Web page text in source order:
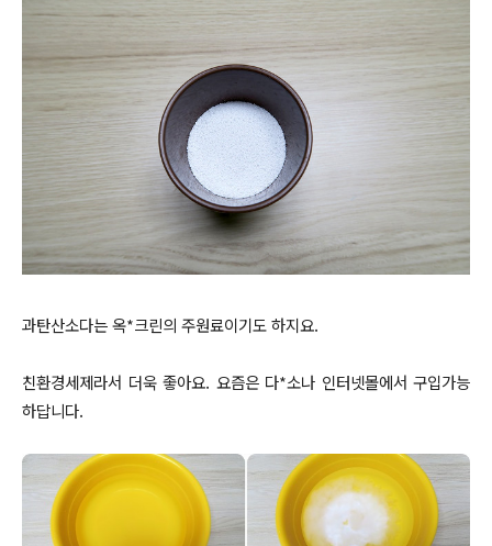
과탄산소다는 옥*크린의 주원료이기도 하지요.
친환경세제라서 더욱 좋아요. 요즘은 다*소나 인터넷몰에서 구입가능
하답니다.